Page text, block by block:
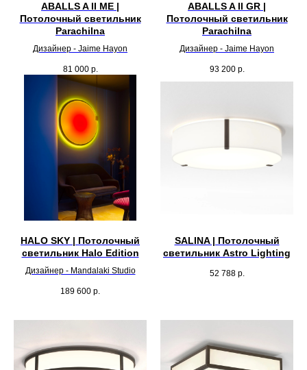
ABALLS A II ME |
Потолочный светильник
Parachilna
Дизайнер - Jaime Hayon
81 000 р.
ABALLS A II GR |
Потолочный светильник
Parachilna
Дизайнер - Jaime Hayon
93 200 р.
HALO SKY | Потолочный
светильник Halo Edition
Дизайнер - Mandalaki Studio
189 600 р.
SALINA | Потолочный
светильник Astro Lighting
52 788 р.